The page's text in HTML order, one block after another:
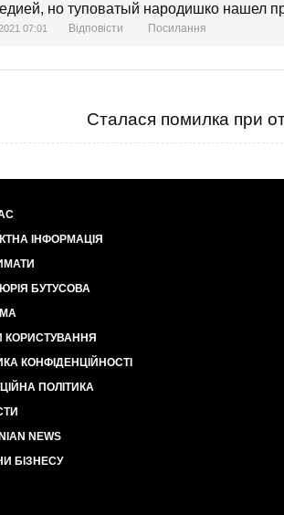
но туповатый народишко нашел
07:01 Відповісти Посилання
Сталася помилка при
ІНФОРМАЦІЯ
БУТУСОВА
КОРИСТУВАННЯ
КОНФІДЕНЦІЙНОСТІ
ПОЛІТИКА
NEWS
БІЗНЕСУ